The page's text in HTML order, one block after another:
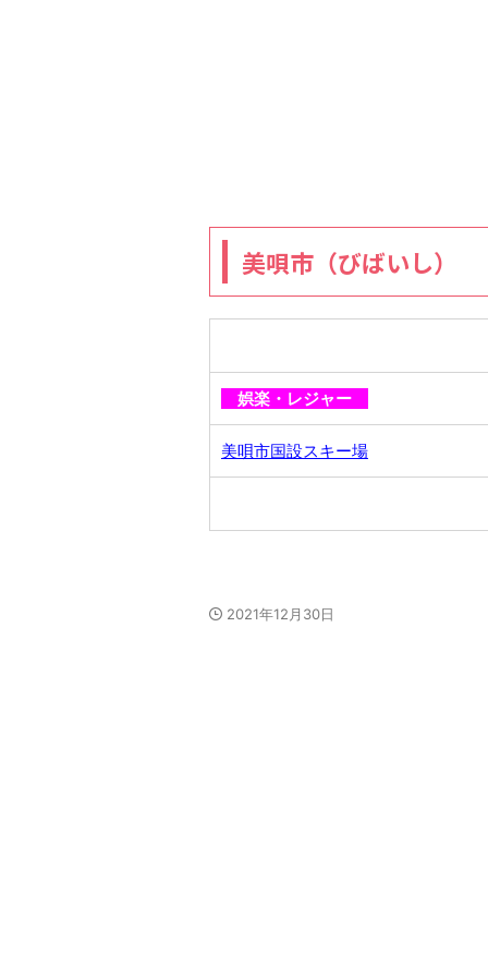
美唄市（びばいし）
娯楽・レジャー
美唄市国設スキー場
2021年12月30日